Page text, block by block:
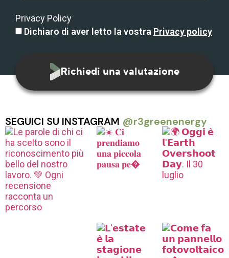
Privacy Policy
Dichiaro di aver letto la vostra Privacy policy
Richiedi una valutazione
SEGUICI SU INSTAGRAM @r3greenenergy